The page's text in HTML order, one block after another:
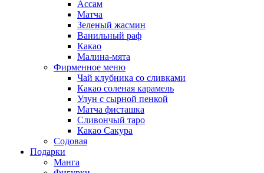
Ассам
Матча
Зеленый жасмин
Ванильный раф
Какао
Малина-мята
Фирменное меню
Чай клубника со сливками
Какао соленая карамель
Улун с сырной пенкой
Матча фисташка
Сливончый таро
Какао Сакура
Содовая
Подарки
Манга